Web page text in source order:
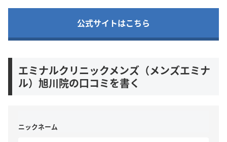
公式サイトはこちら
エミナルクリニックメンズ（メンズエミナ
ル）旭川院の口コミを書く
ニックネーム